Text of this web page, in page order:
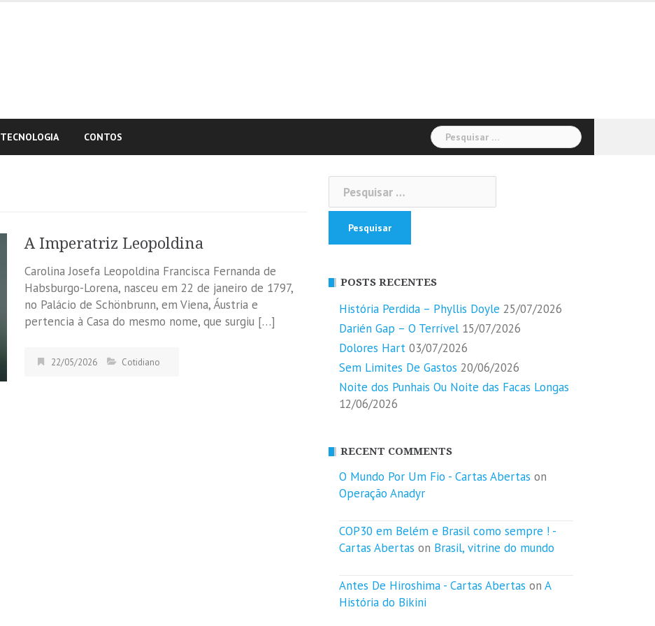
TECNOLOGIA CONTOS
Pesquisar
por:
A Imperatriz Leopoldina
Carolina Josefa Leopoldina Francisca Fernanda de
Habsburgo-Lorena, nasceu em 22 de janeiro de 1797,
no Palácio de Schönbrunn, em Viena, Áustria e
pertencia à Casa do mesmo nome, que surgiu […]
22/05/2026 Cotidiano
por:
POSTS RECENTES
História Perdida – Phyllis Doyle 25/07/2026
Darién Gap – O Terrível 15/07/2026
Dolores Hart 03/07/2026
Sem Limites De Gastos 20/06/2026
Noite dos Punhais Ou Noite das Facas Longas
12/06/2026
RECENT COMMENTS
O Mundo Por Um Fio - Cartas Abertas on
Operação Anadyr
COP30 em Belém e Brasil como sempre ! -
Cartas Abertas on Brasil, vitrine do mundo
Antes De Hiroshima - Cartas Abertas on A
História do Bikini